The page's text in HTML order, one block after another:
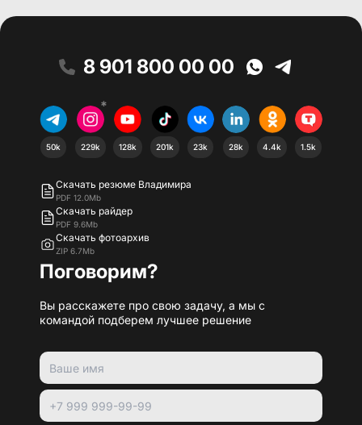
8 901 800 00 00
50k
*
229k 128k 201k 23k 28k 4.4k 1.5k
Скачать резюме Владимира
PDF 12.0Mb
Скачать райдер
PDF 9.6Mb
Скачать фотоархив
ZIP 6.7Mb
Поговорим?
Вы расскажете про свою задачу, а мы с
командой подберем лучшее решение